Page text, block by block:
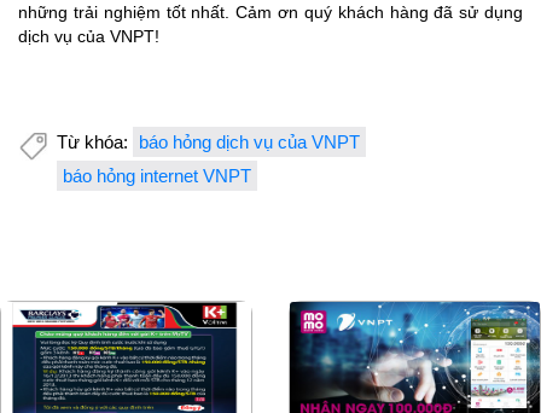
những trải nghiệm tốt nhất. Cảm ơn quý khách hàng đã sử dụng
dịch vụ của VNPT!
Từ khóa:
báo hỏng dịch vụ của VNPT
báo hỏng internet VNPT